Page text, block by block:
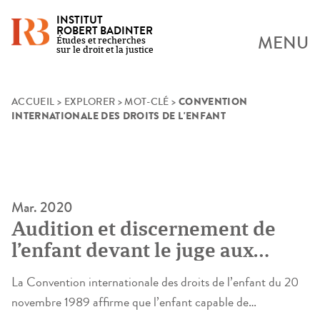
Skip
INSTITUT
ROBERT BADINTER
Études et recherches
sur le droit et la justice
MENU
ACCUEIL > EXPLORER >MOT-CLÉ > CONVENTION
INTERNATIONALE DES DROITS DE L'ENFANT
Mar. 2020
Audition et discernement de
l’enfant devant le juge aux
affaires familiales
La Convention internationale des droits de l’enfant du 20
novembre 1989 affirme que l’enfant capable de